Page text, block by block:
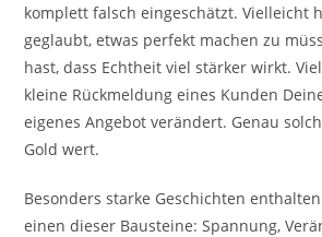
komplett falsch eingeschätzt. Vielleicht
geglaubt, etwas perfekt machen zu
hast, dass Echtheit viel stärker wirkt.
kleine Rückmeldung eines Kunden
eigenes Angebot verändert. Genau
Gold wert.
Besonders starke Geschichten
einen dieser Bausteine: Spannung,